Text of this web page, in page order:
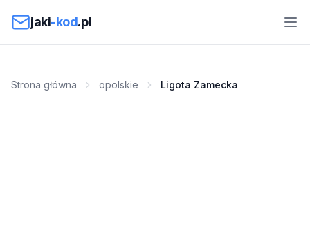
jaki-kod.pl
Strona główna opolskie Ligota Zamecka